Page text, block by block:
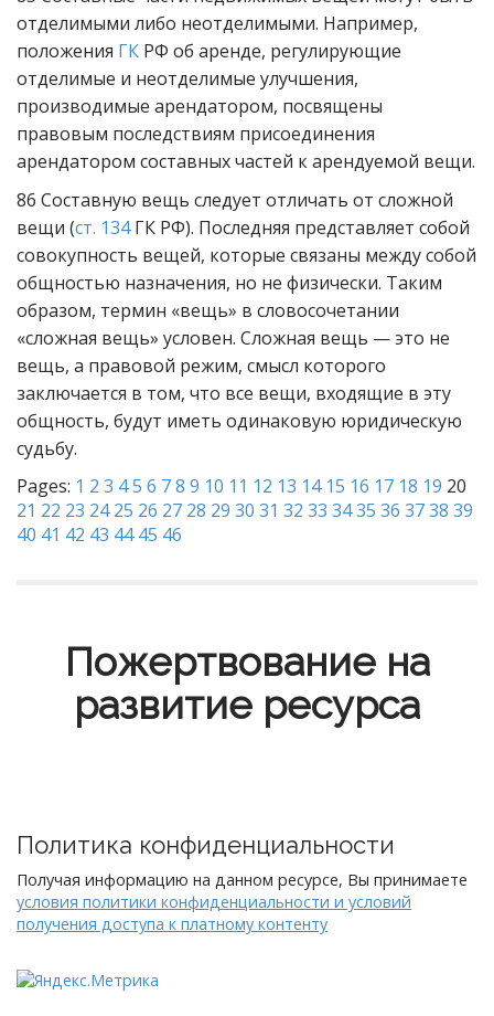
отделимыми либо неотделимыми. Например,
положения ГК РФ об аренде, регулирующие
отделимые и неотделимые улучшения,
производимые арендатором, посвящены
правовым последствиям присоединения
арендатором составных частей к арендуемой вещи.
86 Составную вещь следует отличать от сложной
вещи (ст. 134ГК РФ). Последняя представляет собой
совокупность вещей, которые связаны между собой
общностью назначения, но не физически. Таким
образом, термин «вещь» в словосочетании
«сложная вещь» условен. Сложная вещь — это не
вещь, а правовой режим, смысл которого
заключается в том, что все вещи, входящие в эту
общность, будут иметь одинаковую юридическую
судьбу.
Pages: 1 2 3 45 6 78 9 10 11 12 13 14 15 16 17 18 19 20
21 22 23 24 25 26 27 28 29 30 31 32 33 3435 36 3738 39
40 41 42 43 44 45 46
Пожертвование на
развитие ресурса
Политика конфиденциальности
Получая информацию на данном ресурсе, Вы принимаете
условия политики конфиденциальности и условий
получения доступа к платному контенту